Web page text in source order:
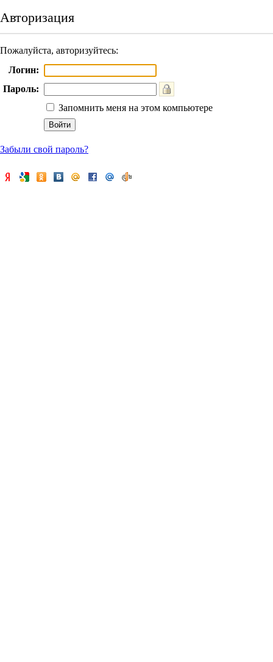
Авторизация
Пожалуйста, авторизуйтесь:
Логин:
Пароль:
Запомнить меня на этом компьютере
Забыли свой пароль?